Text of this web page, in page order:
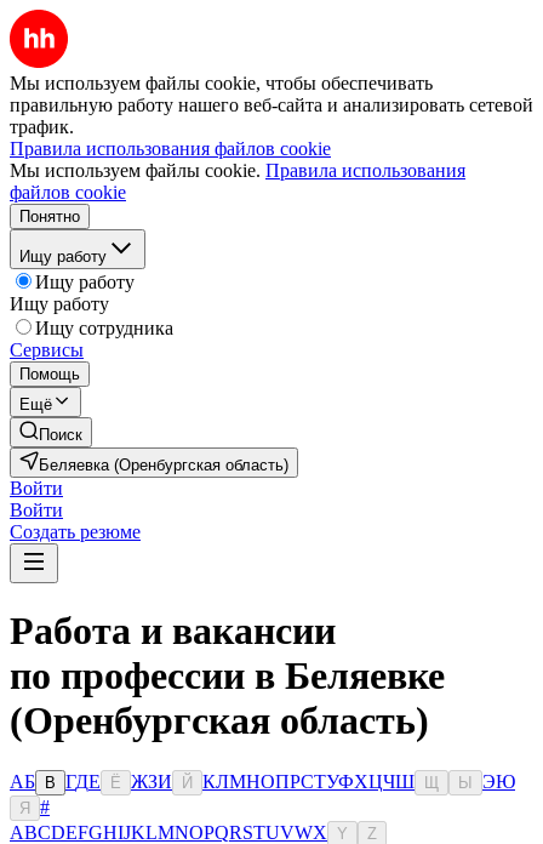
Мы используем файлы cookie, чтобы обеспечивать
правильную работу нашего веб-сайта и анализировать сетевой
трафик.
Правила использования файлов cookie
Мы используем файлы cookie. Правила использования
файлов cookie
Понятно
Ищу работу
Ищу работу
Ищу работу
Ищу сотрудника
Сервисы
Помощь
Ещё
Поиск
Беляевка (Оренбургская область)
Войти
Войти
Создать резюме
Работа и вакансии
по профессии в Беляевке
(Оренбургская область)
АБ В ГДЕ Ё ЖЗИ Й КЛМНОПРСТУФХЦЧШ Ы ЭЮ
Я
#
ABCDEFGHIJKLMNOPQRSTUVWX Y Z